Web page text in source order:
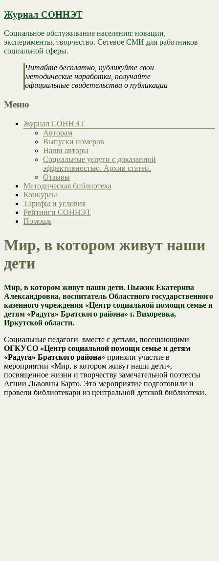
Журнал СОННЭТ
Социальное обслуживание населения: новации,
эксперименты, творчество. Сетевое СМИ для работников
социальной сферы.
Читайте бесплатно, публикуйте свои
методические наработки, получайте
официальные свидетельства о публикации
Меню
Журнал СОННЭТ
Авторам
Выпуски номеров
Наши авторы
Социальные услуги с доказанной
эффективностью. Архив статей.
Отзывы
Методическая библиотека
Конкурсы
Тарифы и условия
Рейтинги СОННЭТ
Помощь
Мир, в котором живут наши
дети
Мир, в котором живут наши дети. Пыжик Екатерина
Александровна, воспитатель Областного государственного
казенного учреждения «Центр социальной помощи семье и
детям «Радуга» Братского района» г. Вихоревка,
Иркутской области.
Социальные педагоги вместе с детьми, посещающими
ОГКУСО «Центр социальной помощи семье и детям
«Радуга» Братского района» приняли участие в
мероприятии «Мир, в котором живут наши дети»,
посвященное жизни и творчеству замечательной поэтессы
Агнии Львовны Барто. Это мероприятие подготовили и
провели библиотекари из центральной детской библиотеки.